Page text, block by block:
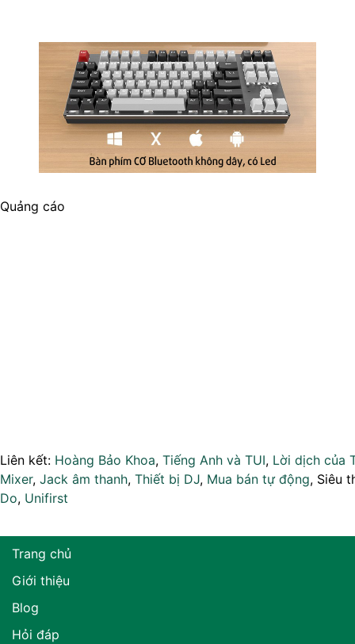
Quảng cáo
Liên kết: Hoàng Bảo Khoa, Tiếng Anh và TUI, Lời dịch của
Mixer, Jack âm thanh, Thiết bị DJ, Mua bán tự động, Siêu
Do, Unifirst
Trang chủ
Giới thiệu
Blog
Hỏi đáp